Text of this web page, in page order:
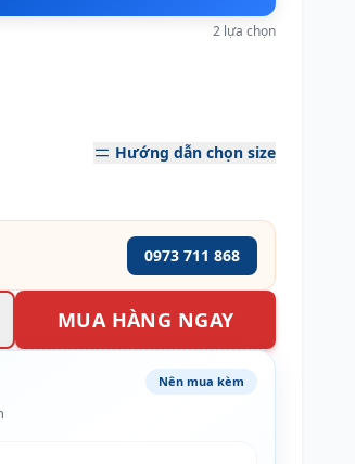
2 lựa chọn
Hướng dẫn chọn size
0973 711 868
MUA HÀNG NGAY
Nên mua kèm